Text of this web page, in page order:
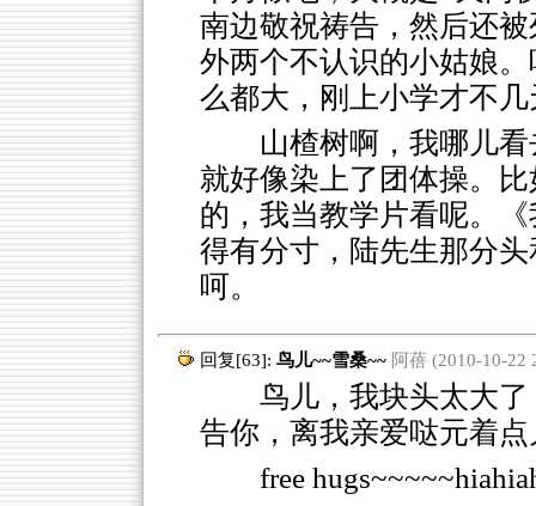
南边敬祝祷告，然后还
外两个不认识的小姑娘
么都大，刚上小学才不
山楂树啊，我哪儿
就好像染上了团体操。
的，我当教学片看呢。
得有分寸，陆先生那分
呵。
回复[63]: 鸟儿~~雪桑~~ 阿蓓 (2010-10-22
鸟儿，我块头太大了
告你，离我亲爱哒元着
free